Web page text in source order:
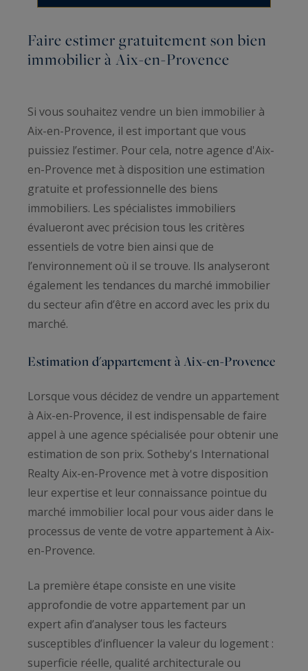
Faire estimer gratuitement son bien
immobilier à Aix-en-Provence
Si vous souhaitez vendre un bien immobilier à
Aix-en-Provence, il est important que vous
puissiez l’estimer. Pour cela, notre agence d'Aix-
en-Provence met à disposition une estimation
gratuite et professionnelle des biens
immobiliers. Les spécialistes immobiliers
évalueront avec précision tous les critères
essentiels de votre bien ainsi que de
l’environnement où il se trouve. Ils analyseront
également les tendances du marché immobilier
du secteur afin d’être en accord avec les prix du
marché.
Estimation d'appartement à Aix-en-Provence
Lorsque vous décidez de vendre un appartement
à Aix-en-Provence, il est indispensable de faire
appel à une agence spécialisée pour obtenir une
estimation de son prix. Sotheby's International
Realty Aix-en-Provence met à votre disposition
leur expertise et leur connaissance pointue du
marché immobilier local pour vous aider dans le
processus de vente de votre appartement à Aix-
en-Provence.
La première étape consiste en une visite
approfondie de votre appartement par un
expert afin d’analyser tous les facteurs
susceptibles d’influencer la valeur du logement :
superficie réelle, qualité architecturale ou